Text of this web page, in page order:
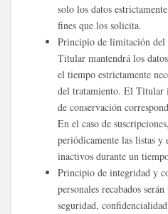
solo los datos
fines que los solicita.
Principio de limitación del
Titular mantendrá los
el tiempo estrictamente
del tratamiento. El Titular
de conservación
En el caso de
periódicamente las listas
inactivos durante un
Principio de integridad y
personales recabados
seguridad,